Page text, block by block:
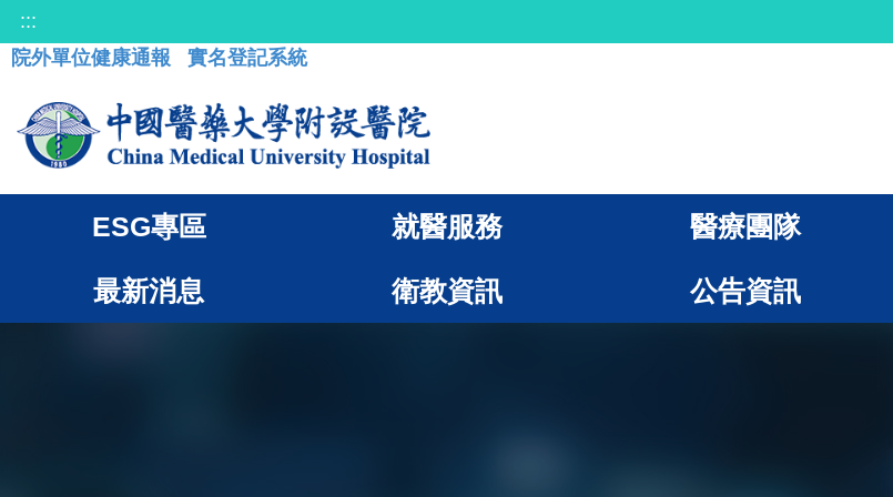
:::
院外單位健康通報
實名登記系統
ESG專區 就醫服務 醫療團隊
最新消息 衛教資訊 公告資訊